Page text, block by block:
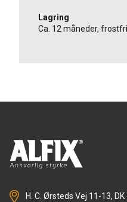
Lagring
Ca. 12 måneder,
H. C. Ørsteds Vej 11-13,